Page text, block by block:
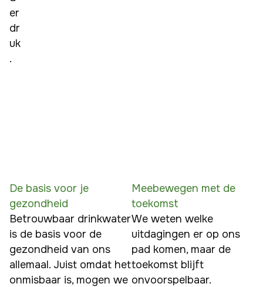
er
dr
uk
.
De basis voor je
gezondheid
Betrouwbaar drinkwater
is de basis voor de
gezondheid van ons
allemaal. Juist omdat het
onmisbaar is, mogen we
Meebewegen met de
toekomst
We weten welke
uitdagingen er op ons
pad komen, maar de
toekomst blijft
onvoorspelbaar.